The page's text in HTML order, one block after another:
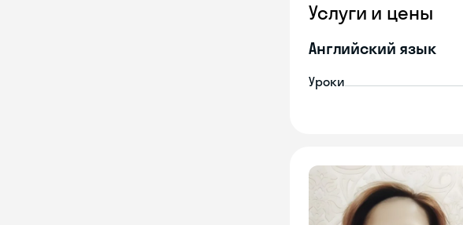
Услуги и цены
Английский язык
Уроки